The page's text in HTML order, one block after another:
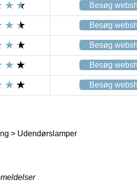
Besøg
Besøg
Besøg
Besøg
Besøg
> Udendørslamper